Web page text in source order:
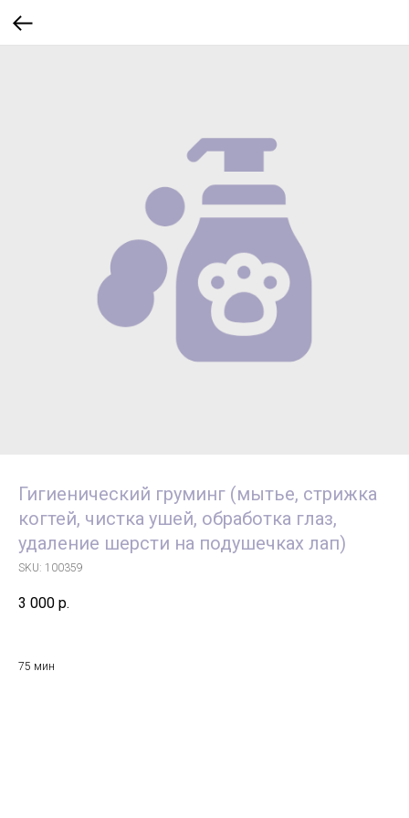
Гигиенический груминг (мытье, стрижка
когтей, чистка ушей, обработка глаз,
удаление шерсти на подушечках лап)
SKU: 100359
3 000 р.
75 мин